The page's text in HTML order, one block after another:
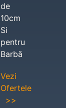
de
10cm
Si
pentru
Barbă
Vezi
Ofertele
>>